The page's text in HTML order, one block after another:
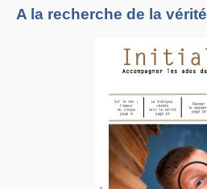
A la recherche de la vérité